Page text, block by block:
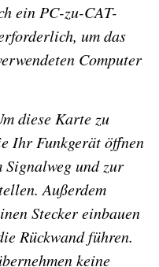
ein PC-zu-CAT-
um das
Computer
diese Karte zu
Ihr Funkgerät öffnen
Signalweg und zur
Außerdem
Stecker einbauen
Rückwand führen.
keine